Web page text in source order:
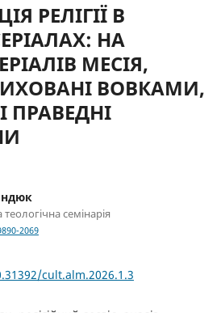
РЕЛІГІЇ В
НА
МЕСІЯ,
ВОВКАМИ,
ПРАВЕДНІ
семінарія
2069
cult.alm.2026.1.3